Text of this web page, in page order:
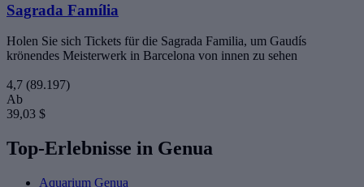
Sagrada Família
Holen Sie sich Tickets für die Sagrada Familia, um Gaudís
krönendes Meisterwerk in Barcelona von innen zu sehen
4,7 (89.197)
Ab
39,03 $
Top-Erlebnisse in Genua
Aquarium Genua